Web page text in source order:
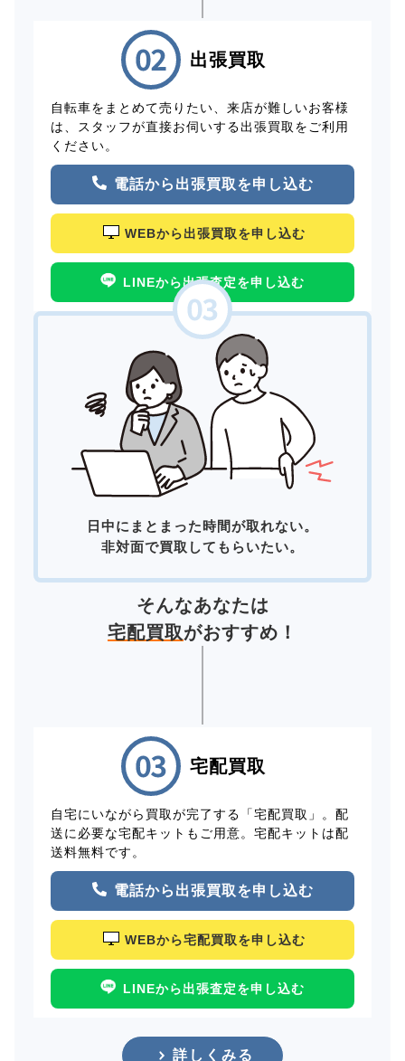
出張買取
自転車をまとめて売りたい、来店が難しいお客様
は、スタッフが直接お伺いする出張買取をご利用
ください。
電話から出張買取を申し込む
WEBから出張買取を申し込む
LINEから出張査定を申し込む
日中にまとまった時間が取れない。
非対面で買取してもらいたい。
そんなあなたは
宅配買取がおすすめ！
宅配買取
自宅にいながら買取が完了する「宅配買取」。配
送に必要な宅配キットもご用意。宅配キットは配
送料無料です。
電話から出張買取を申し込む
WEBから宅配買取を申し込む
LINEから出張査定を申し込む
詳しくみる